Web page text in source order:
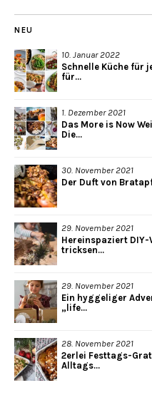
NEU
10. Januar 2022
Schnelle Küche für
für...
1. Dezember 2021
Das More is Now
Die...
30. November 2021
Der Duft von
29. November 2021
Hereinspaziert
tricksen...
29. November 2021
Ein hyggeliger
„life...
28. November 2021
2erlei Festtags-
Alltags...